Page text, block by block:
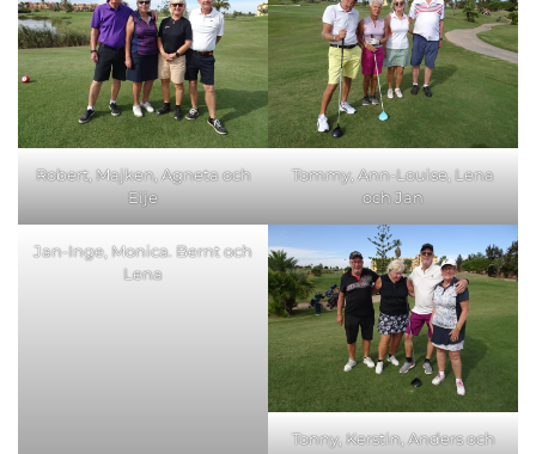
Robert, Majken, Agneta och
Eije
Tommy, Ann-Louise, Lena
och Jan
Jan-Inge, Monica. Bernt och
Lena
Tonny, Kerstin, Anders och